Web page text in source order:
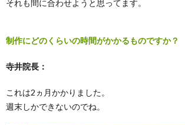
それも間に合わせようと思ってます。
制作にどのくらいの時間がかかるものですか？
寺井院長：
これは2ヵ月かかりました。
週末しかできないのでね。